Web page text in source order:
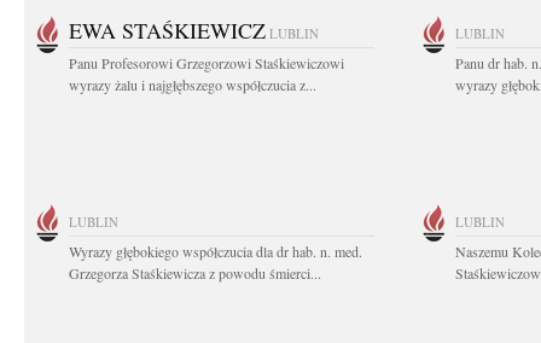
EWA STAŚKIEWICZ LUBLIN
Panu Profesorowi Grzegorzowi Staśkiewiczowi
wyrazy żalu i najgłębszego współczucia z...
LUBLIN
Panu dr hab.
wyrazy
LUBLIN
Wyrazy głębokiego współczucia dla dr hab. n. med.
Grzegorza Staśkiewicza z powodu śmierci...
LUBLIN
Naszemu